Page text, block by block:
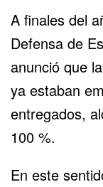
A finales del
Defensa de
anunció que
ya estaban
entregados,
100 %.
En este